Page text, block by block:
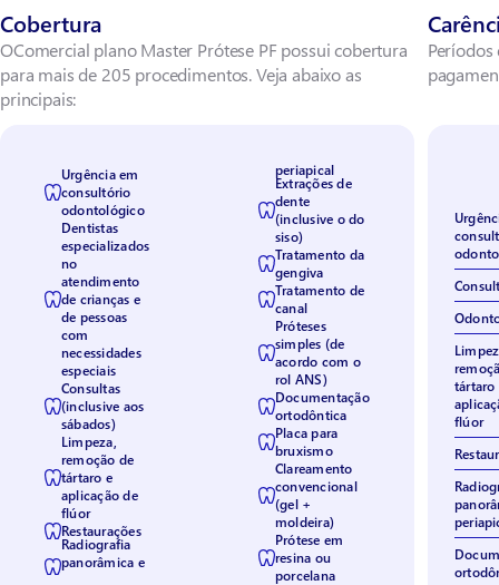
Cobertura
OComercial plano Master Prótese PF possui cobertura
para mais de 205 procedimentos. Veja abaixo as
principais:
Urgência em
consultório
odontológico
Dentistas
especializados
no
atendimento
de crianças e
de pessoas
com
necessidades
especiais
Consultas
(inclusive aos
sábados)
Limpeza,
remoção de
tártaro e
aplicação de
flúor
Restaurações
Radiografia
panorâmica e
periapical
Extrações de
dente
(inclusive o do
siso)
Tratamento da
gengiva
Tratamento de
canal
Próteses
simples (de
acordo com o
rol ANS)
Documentação
ortodôntica
Placa para
bruxismo
Clareamento
convencional
(gel +
moldeira)
Prótese em
resina ou
porcelana
tártaro
flúor